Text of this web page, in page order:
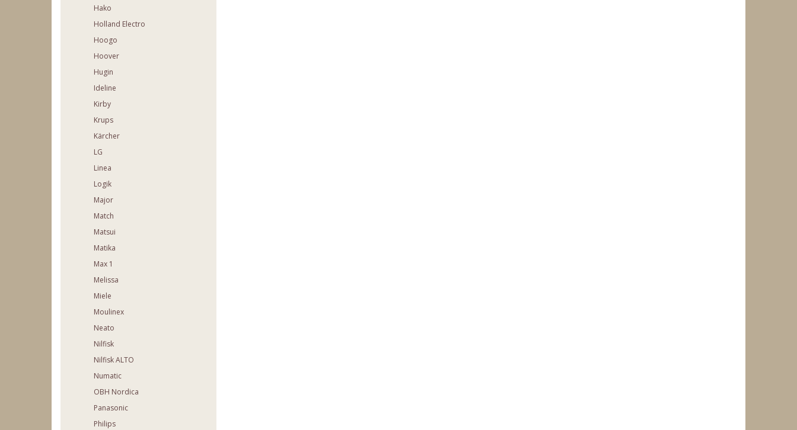
Hako
Holland Electro
Hoogo
Hoover
Hugin
Ideline
Kirby
Krups
Kärcher
LG
Linea
Logik
Major
Match
Matsui
Matika
Max 1
Melissa
Miele
Moulinex
Neato
Nilfisk
Nilfisk ALTO
Numatic
OBH Nordica
Panasonic
Philips